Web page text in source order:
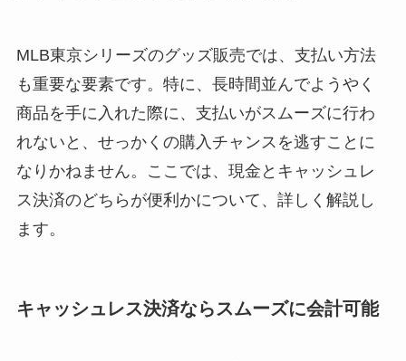
MLB東京シリーズのグッズ販売では、支払い方法
も重要な要素です。特に、長時間並んでようやく
商品を手に入れた際に、支払いがスムーズに行わ
れないと、せっかくの購入チャンスを逃すことに
なりかねません。ここでは、現金とキャッシュレ
ス決済のどちらが便利かについて、詳しく解説し
ます。
キャッシュレス決済ならスムーズに会計可能